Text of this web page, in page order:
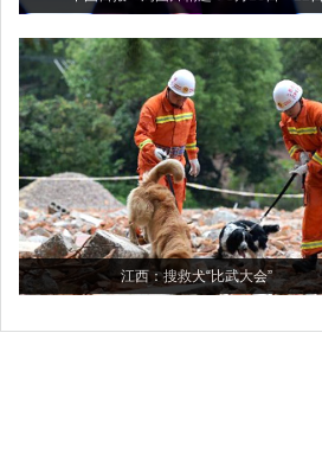
江西：搜救犬“比武大会”